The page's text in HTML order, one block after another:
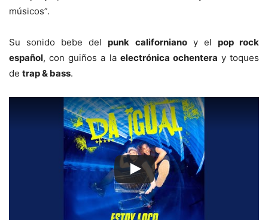
músicos”.
Su sonido bebe delpunk californianoy el pop rock
español, con guiños a la electrónica ochentera y toques
de trap & bass.